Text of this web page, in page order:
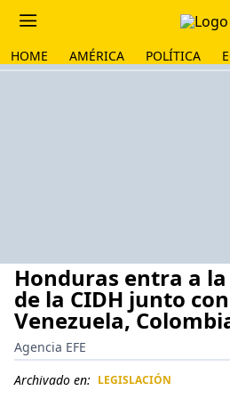
HOME AMÉRICA POLÍTICA
Honduras entra a
de la CIDH junto
Venezuela,
Agencia EFE
Archivado en: LEGISLACIÓN